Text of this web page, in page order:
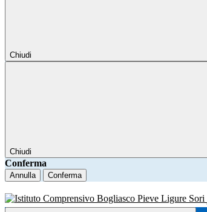
Chiudi
Chiudi
Conferma
Annulla Conferma